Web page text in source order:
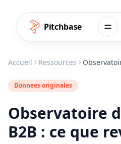
Aller au contenu
Pitchbase
Accueil Ressources
Donnees originales
Observatoire
B2B : ce que